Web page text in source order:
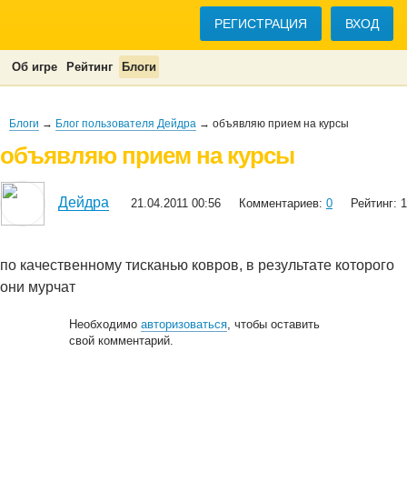
РЕГИСТРАЦИЯ ВХОД
Об игре Рейтинг Блоги
Блоги → Блог пользователя Дейдра → объявляю прием на курсы
объявляю прием на курсы
Дейдра 21.04.2011 00:56 Комментариев: 0 Рейтинг: 1
по качественному тисканью ковров, в результате которого
они мурчат
Необходимоавторизоваться, чтобы оставить
свой комментарий.